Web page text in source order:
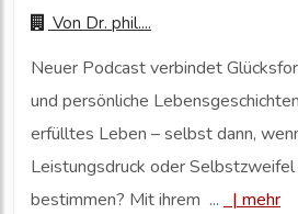
Von Dr. phil....
Neuer Podcast verbindet
und persönliche
erfülltes Leben – selbst dann,
Leistungsdruck oder
bestimmen? Mit ihrem ...
| mehr